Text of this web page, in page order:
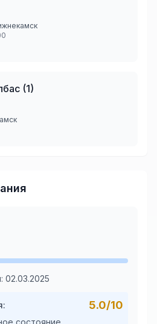
(1)
02.03.2025
5.0/10
состояние